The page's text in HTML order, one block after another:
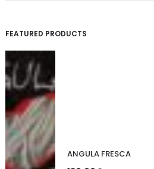
FEATURED PRODUCTS
ANGULA FRESCA